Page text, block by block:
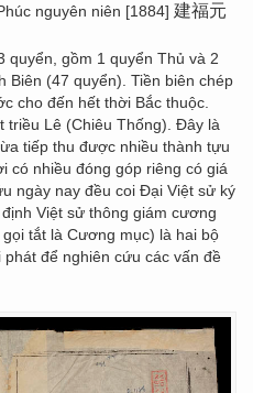
nguyên niên [1884] 建福元
quyển, gồm 1 quyển Thủ và 2
Biên (47 quyển). Tiền biên chép
cho đến hết thời Bắc thuộc.
triều Lê (Chiêu Thống). Đây là
tiếp thu được nhiều thành tựu
có nhiều đóng góp riêng có giá
ngày nay đều coi Đại Việt sử ký
Việt sử thông giám cương
tắt là Cương mục) là hai bộ
để nghiên cứu các vấn đề